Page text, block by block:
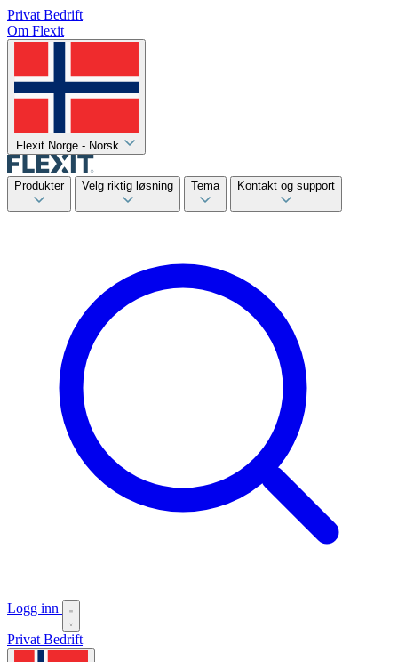
Privat Bedrift
Om Flexit
Flexit Norge - Norsk
Produkter Velg riktig løsning Tema Kontakt og support
Logg inn
Privat Bedrift